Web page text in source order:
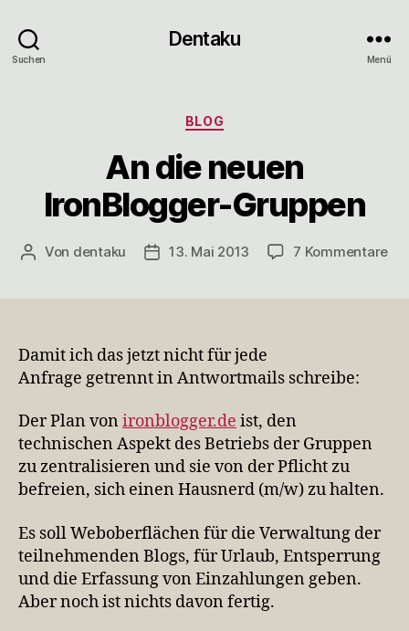
Suchen
Dentaku
Menü
Kategorien
BLOG
An die neuen
IronBlogger-Gruppen
Beitragsautor
Von dentaku Veröffentlichungsdatum
13. Mai 2013 7 Kommentarezu
Damit ich das jetzt nicht für jede
Anfrage getrennt in Antwortmails schreibe:
Der Plan von ironblogger.de ist, den
technischen Aspekt des Betriebs der Gruppen
zu zentralisieren und sie von der Pflicht zu
befreien, sich einen Hausnerd (m/w) zu halten.
Es soll Weboberflächen für die Verwaltung der
teilnehmenden Blogs, für Urlaub, Entsperrung
und die Erfassung von Einzahlungen geben.
Aber noch ist nichts davon fertig.